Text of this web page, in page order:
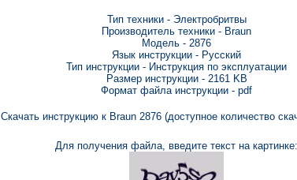
Тип техники - Электробритвы
Производитель техники - Braun
Модель - 2876
Язык инструкции - Русский
Тип инструкции - Инструкция по эксплуатации
Размер инструкции - 2161 KB
Формат файла инструкции - pdf
Скачать инструкцию к Braun 2876 (доступное количество
Для получения файла, введите текст на картинке: